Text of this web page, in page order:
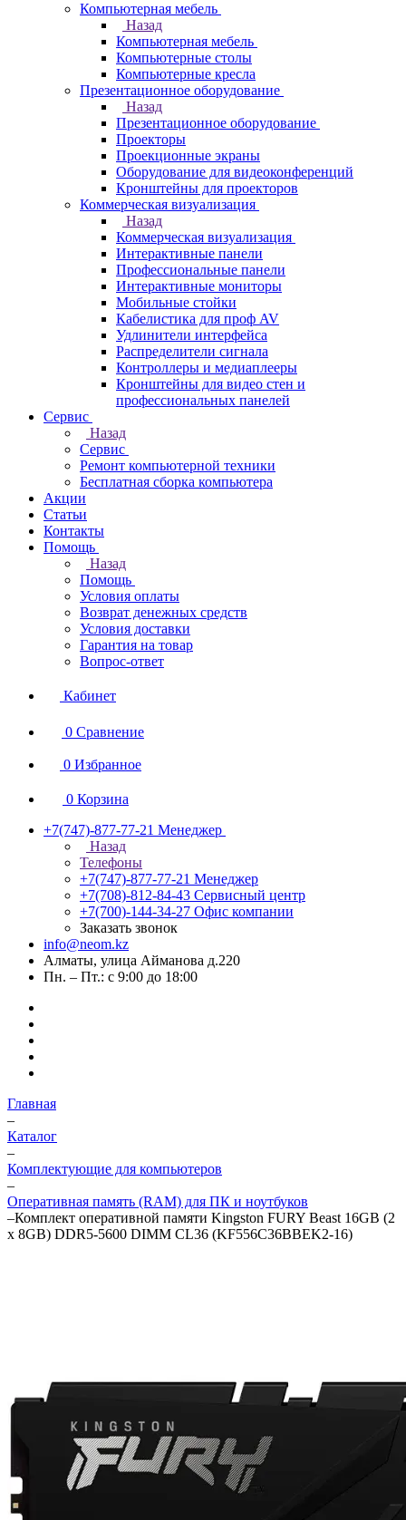
Компьютерная мебель
Назад
Компьютерная мебель
Компьютерные столы
Компьютерные кресла
Презентационное оборудование
Назад
Презентационное оборудование
Проекторы
Проекционные экраны
Оборудование для видеоконференций
Кронштейны для проекторов
Коммерческая визуализация
Назад
Коммерческая визуализация
Интерактивные панели
Профессиональные панели
Интерактивные мониторы
Мобильные стойки
Кабелистика для проф AV
Удлинители интерфейса
Распределители сигнала
Контроллеры и медиаплееры
Кронштейны для видео стен и
профессиональных панелей
Сервис
Назад
Сервис
Ремонт компьютерной техники
Бесплатная сборка компьютера
Акции
Статьи
Контакты
Помощь
Назад
Помощь
Условия оплаты
Возврат денежных средств
Условия доставки
Гарантия на товар
Вопрос-ответ
Кабинет
0 Сравнение
0 Избранное
0 Корзина
+7(747)-877-77-21 Менеджер
Назад
Телефоны
+7(747)-877-77-21 Менеджер
+7(708)-812-84-43 Сервисный центр
+7(700)-144-34-27 Офис компании
Заказать звонок
info@neom.kz
Алматы, улица Айманова д.220
Пн. – Пт.: с 9:00 до 18:00
Главная
–
Каталог
–
Комплектующие для компьютеров
–
Оперативная память (RAM) для ПК и ноутбуков
–Комплект оперативной памяти Kingston FURY Beast 16GB (2
x 8GB) DDR5-5600 DIMM CL36 (KF556C36BBEK2-16)